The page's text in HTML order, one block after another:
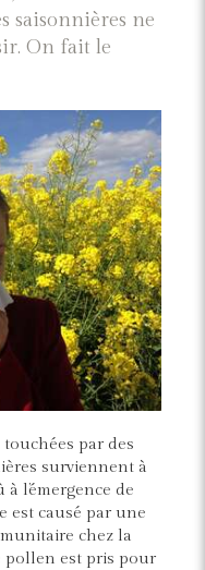
saisonnières ne
On fait le
par des
surviennent à
l’émergence de
est causé par une
chez la
pollen est pris pour